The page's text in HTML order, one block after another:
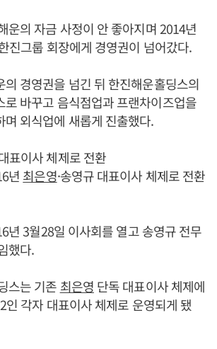
운의 자금 사정이 안 좋아지며 2014년
진그룹 회장에게 경영권이 넘어갔다.
의 경영권을 넘긴 뒤 한진해운홀딩스의
로 바꾸고 음식점업과 프랜차이즈업을
며 외식업에 새롭게 진출했다.
표이사 체제로 전환
년 최은영·송영규 대표이사 체제로 전환
년 3월28일 이사회를 열고 송영규 전무
했다.
스는 기존 최은영 단독 대표이사 체제에
인 각자 대표이사 체제로 운영되게 됐